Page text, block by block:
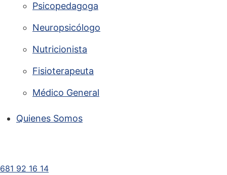
Psicopedagoga
Neuropsicólogo
Nutricionista
Fisioterapeuta
Médico General
Quienes Somos
681 92 16 14